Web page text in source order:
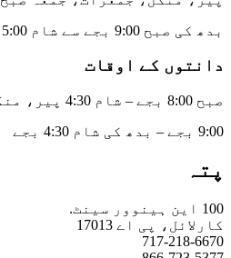
بدھ کی صبح 9:00 بجے سے شام 5:00 بجے
دانتوں کے اوقات
صبح 8:00 بجے – شام 4:30 پیر، منگل، جمعرات، جمعہ
9:00 بجے – بدھ کی شام 4:30 بجے
پتہ
100 این ہینوور سینٹ.
کارلائل، پی اے 17013
717-218-6670